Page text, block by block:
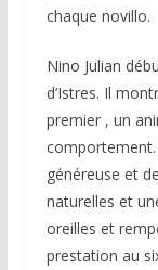
chaque novillo.
Nino Julian
d’Istres. Il
premier , un
généreuse et
naturelles et
oreilles et
prestation au